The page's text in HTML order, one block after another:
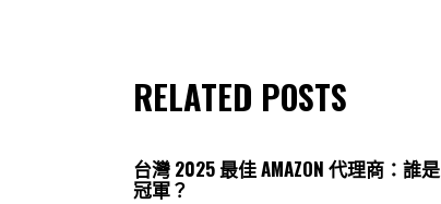
RELATED POSTS
台灣 2025 最佳 AMAZON 代理商：誰是
冠軍？